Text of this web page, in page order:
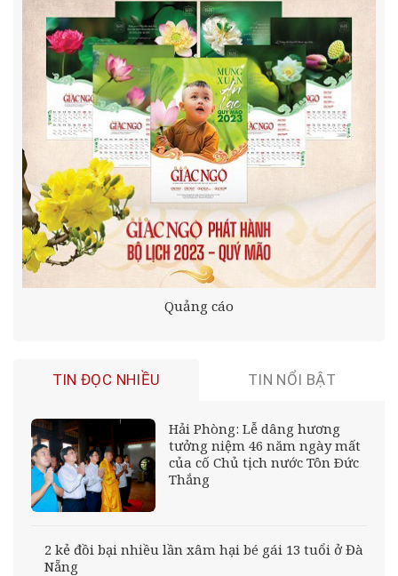
Quảng cáo
TIN ĐỌC NHIỀU TIN NỔI BẬT
Hải Phòng: Lễ dâng hương
tưởng niệm 46 năm ngày mất
của cố Chủ tịch nước Tôn Ðức
Thắng
2 kẻ đồi bại nhiều lần xâm hại bé gái 13 tuổi ở Đà
Nẵng